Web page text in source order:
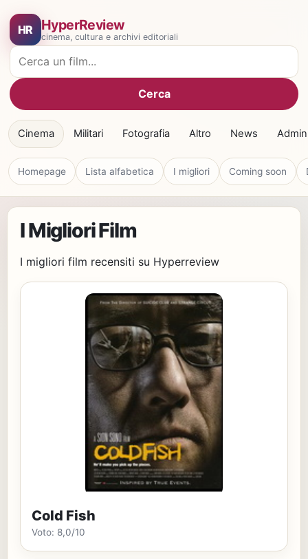
HR HyperReview
cinema, cultura e archivi editoriali
Cerca film
Cerca
Cinema Militari Fotografia Altro News Admin
Homepage Lista alfabetica I migliori Coming soon
I Migliori Film
I migliori film recensiti su Hyperreview
Cold Fish
Voto: 8,0/10